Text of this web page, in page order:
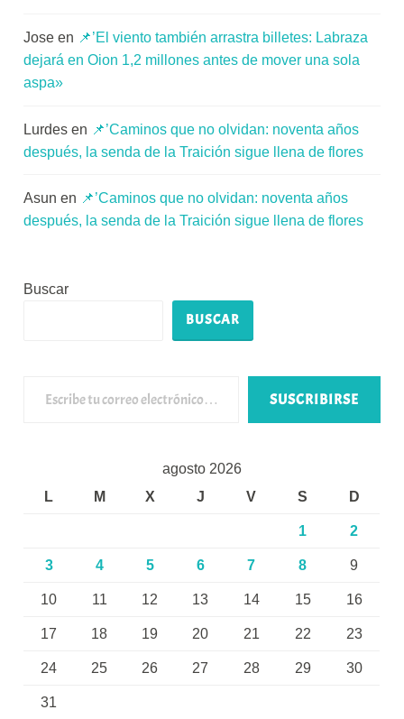
Jose en 📌’El viento también arrastra billetes: Labraza
dejará en Oion 1,2 millones antes de mover una sola
aspa»
Lurdes en 📌’Caminos que no olvidan: noventa años
después, la senda de la Traición sigue llena de flores
Asun en 📌’Caminos que no olvidan: noventa años
después, la senda de la Traición sigue llena de flores
Buscar
BUSCAR
SUSCRIBIRSE
agosto 2026
L
M X J V S D
1 2
3 4 5 6 7 8 9
10 11 12 13 14 15 16
17 18 19 20 21 22 23
24 25 26 27 28 29 30
31